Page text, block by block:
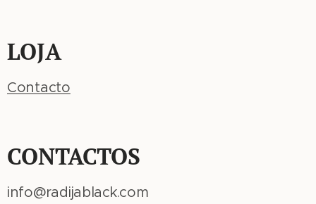
LOJA
Contacto
CONTACTOS
info@radijablack.com